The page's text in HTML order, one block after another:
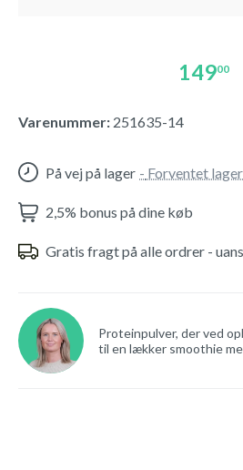
14900
Varenummer: 251635-14
På vej på lager - Forventet
2,5% bonus på dine køb
Gratis fragt på alle ordrer -
Proteinpulver, der ved
til en lækker smoothie